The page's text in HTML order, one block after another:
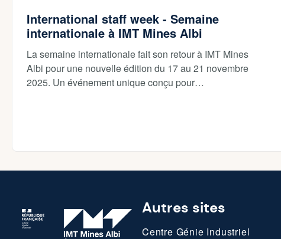
International staff week - Semaine
internationale à IMT Mines Albi
La semaine internationale fait son retour à IMT Mines
Albi pour une nouvelle édition du 17 au 21 novembre
2025. Un événement unique conçu pour…
Autres sites
Centre Génie Industriel